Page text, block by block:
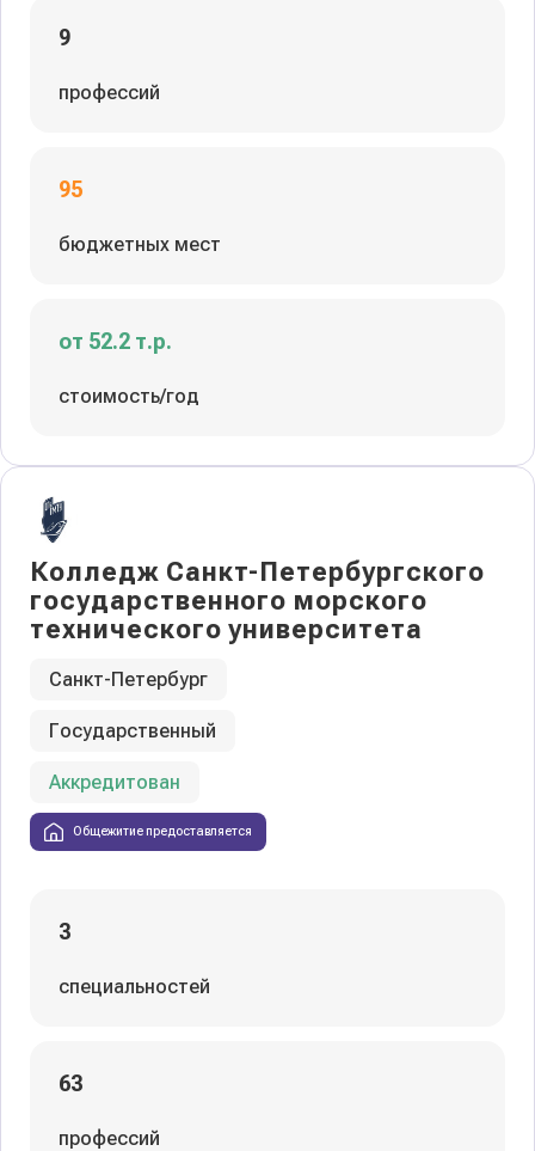
9
профессий
95
бюджетных мест
от 52.2 т.р.
стоимость/год
Колледж Санкт-Петербургского
государственного морского
технического университета
Санкт-Петербург
Государственный
Аккредитован
Общежитие предоставляется
3
специальностей
63
профессий